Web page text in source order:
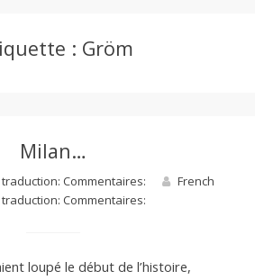
: Gröm
Milan…
traduction: Commentaires:
French
traduction: Commentaires:
loupé le début de l’histoire,